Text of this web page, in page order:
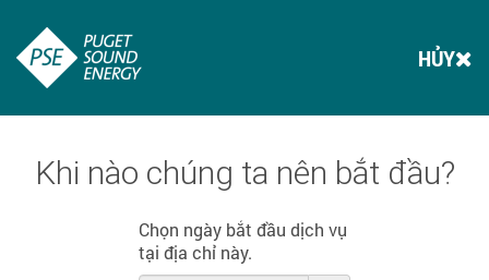
HỦY
Khi nào chúng ta nên bắt đầu?
Chọn ngày bắt đầu dịch vụ
tại địa chỉ này.